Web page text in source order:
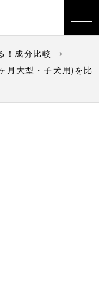
！成分比較
月大型・子犬用)を比